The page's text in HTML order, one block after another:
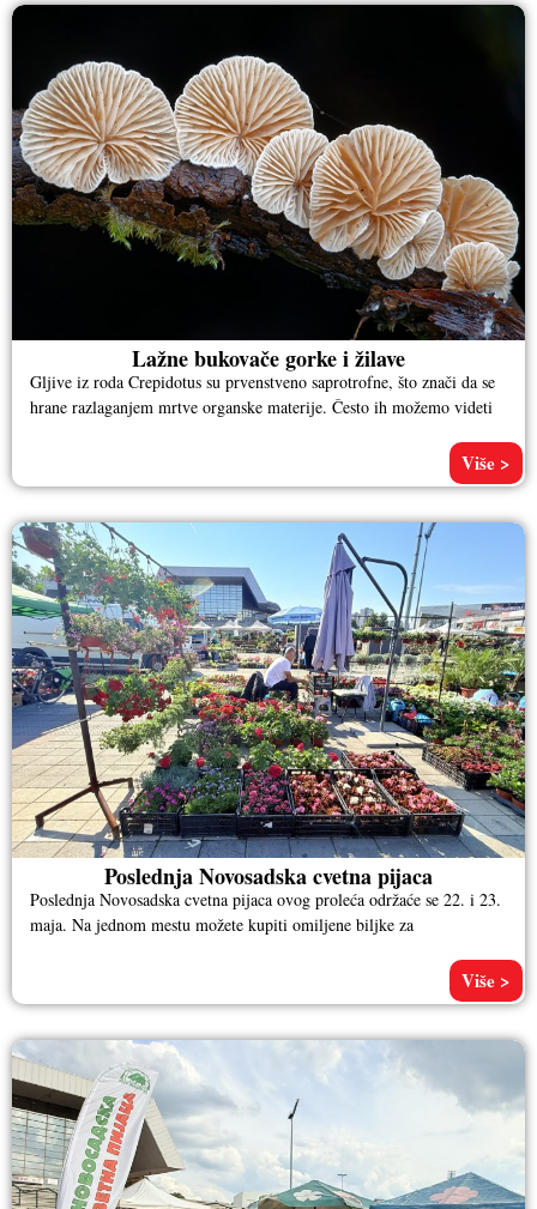
Lažne bukovače gorke i žilave
Gljive iz roda Crepidotus su prvenstveno saprotrofne, što znači da se
hrane razlaganjem mrtve organske materije. Često ih možemo videti
Više >
Poslednja Novosadska cvetna pijaca
Poslednja Novosadska cvetna pijaca ovog proleća održaće se 22. i 23.
maja. Na jednom mestu možete kupiti omiljene biljke za
Više >